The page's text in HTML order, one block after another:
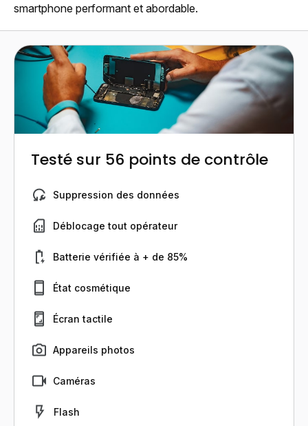
smartphone performant et abordable.
Testé sur 56 points de contrôle
Suppression des données
Déblocage tout opérateur
Batterie vérifiée à + de 85%
État cosmétique
Écran tactile
Appareils photos
Caméras
Flash